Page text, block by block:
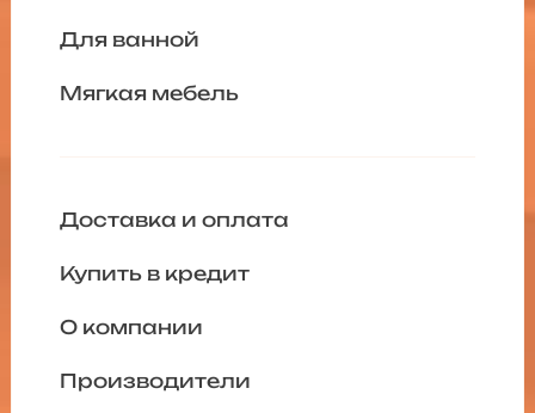
Для ванной
Мягкая мебель
Доставка и оплата
Купить в кредит
О компании
Производители